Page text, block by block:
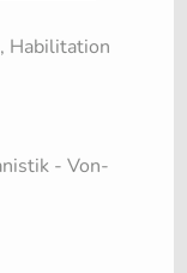
Habilitation
- Von-